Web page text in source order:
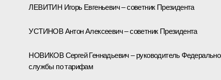
ЛЕВИТИН Игорь Евгеньевич – советник Президента
УСТИНОВ Антон Алексеевич – советник Президента
НОВИКОВ Сергей Геннадьевич – руководитель
службы по тарифам